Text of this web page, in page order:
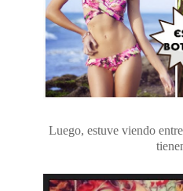
Luego, estuve viendo